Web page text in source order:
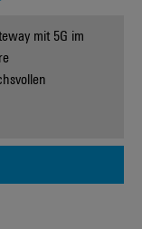
mit 5G im